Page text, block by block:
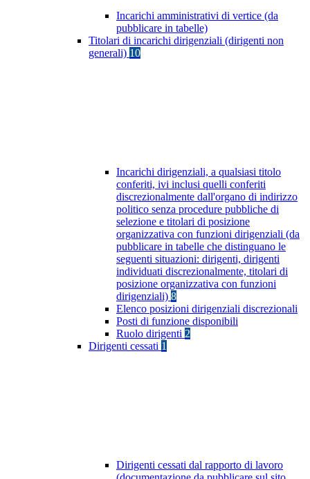
Incarichi amministrativi di vertice (da
pubblicare in tabelle)
Titolari di incarichi dirigenziali (dirigenti non
generali) 10
Incarichi dirigenziali, a qualsiasi titolo
conferiti, ivi inclusi quelli conferiti
discrezionalmente dall'organo di indirizzo
politico senza procedure pubbliche di
selezione e titolari di posizione
organizzativa con funzioni dirigenziali (da
pubblicare in tabelle che distinguano le
seguenti situazioni: dirigenti, dirigenti
individuati discrezionalmente, titolari di
posizione organizzativa con funzioni
dirigenziali) 8
Elenco posizioni dirigenziali discrezionali
Posti di funzione disponibili
Ruolo dirigenti 2
Dirigenti cessati 1
Dirigenti cessati dal rapporto di lavoro